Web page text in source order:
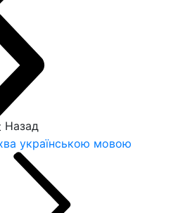
Назад
українською мовою